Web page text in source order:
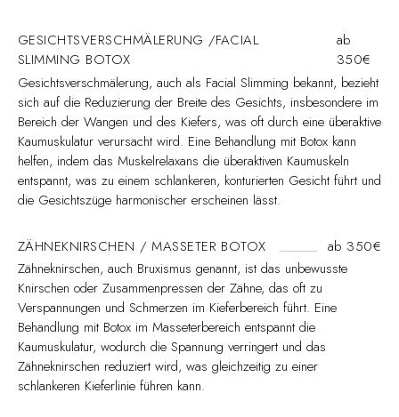
GESICHTSVERSCHMÄLERUNG /FACIAL
SLIMMING BOTOX
ab
350€
Gesichtsverschmälerung, auch als Facial Slimming bekannt, bezieht
sich auf die Reduzierung der Breite des Gesichts, insbesondere im
Bereich der Wangen und des Kiefers, was oft durch eine überaktive
Kaumuskulatur verursacht wird. Eine Behandlung mit Botox kann
helfen, indem das Muskelrelaxans die überaktiven Kaumuskeln
entspannt, was zu einem schlankeren, konturierten Gesicht führt und
die Gesichtszüge harmonischer erscheinen lässt.
ZÄHNEKNIRSCHEN / MASSETER BOTOX
ab 350€
Zähneknirschen, auch Bruxismus genannt, ist das unbewusste
Knirschen oder Zusammenpressen der Zähne, das oft zu
Verspannungen und Schmerzen im Kieferbereich führt. Eine
Behandlung mit Botox im Masseterbereich entspannt die
Kaumuskulatur, wodurch die Spannung verringert und das
Zähneknirschen reduziert wird, was gleichzeitig zu einer
schlankeren Kieferlinie führen kann.